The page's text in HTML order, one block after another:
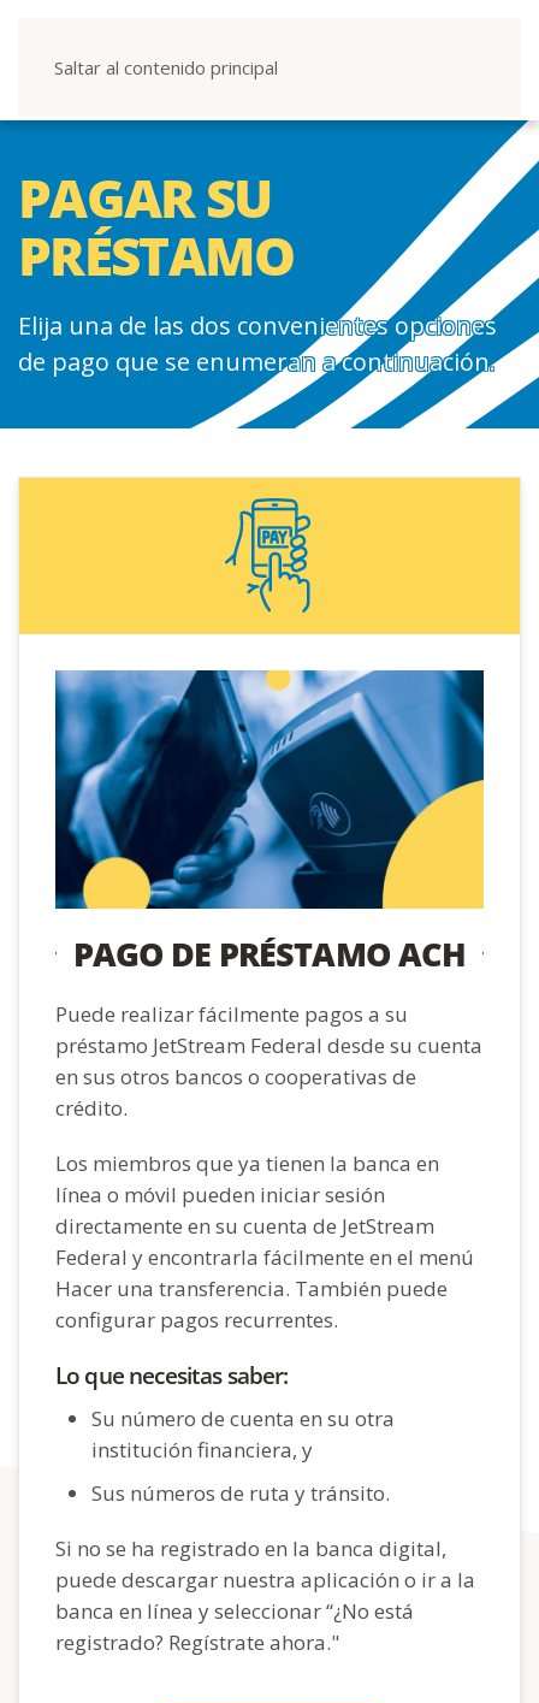
Saltar al contenido principal
PAGAR SU
PRÉSTAMO
Elija una de las dos convenientes opciones
de pago que se enumeran a continuación.
PAGO DE PRÉSTAMO ACH
Puede realizar fácilmente pagos a su
préstamo JetStream Federal desde su cuenta
en sus otros bancos o cooperativas de
crédito.
Los miembros que ya tienen la banca en
línea o móvil pueden iniciar sesión
directamente en su cuenta de JetStream
Federal y encontrarla fácilmente en el menú
Hacer una transferencia. También puede
configurar pagos recurrentes.
Lo que necesitas saber:
Su número de cuenta en su otra
institución financiera, y
Sus números de ruta y tránsito.
Si no se ha registrado en la banca digital,
puede descargar nuestra aplicación o ir a la
banca en línea y seleccionar “¿No está
registrado? Regístrate ahora."